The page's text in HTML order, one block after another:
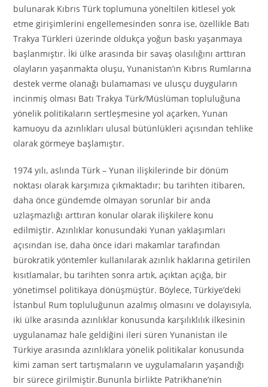
bulunarak Kıbrıs Türk toplumuna yöneltilen kitlesel yok
etme girişimlerini engellemesinden sonra ise, özellikle Batı
Trakya Türkleri üzerinde oldukça yoğun baskı yaşanmaya
başlanmıştır. İki ülke arasında bir savaş olasılığını arttıran
olayların yaşanmakta oluşu, Yunanistan’ın Kıbrıs Rumlarına
destek verme olanağı bulamaması ve ulusçu duyguların
incinmiş olması Batı Trakya Türk/Müslüman topluluğuna
yönelik politikaların sertleşmesine yol açarken, Yunan
kamuoyu da azınlıkları ulusal bütünlükleri açısından tehlike
olarak görmeye başlamıştır.
1974 yılı, aslında Türk – Yunan ilişkilerinde bir dönüm
noktası olarak karşımıza çıkmaktadır; bu tarihten itibaren,
daha önce gündemde olmayan sorunlar bir anda
uzlaşmazlığı arttıran konular olarak ilişkilere konu
edilmiştir. Azınlıklar konusundaki Yunan yaklaşımları
açısından ise, daha önce idari makamlar tarafından
bürokratik yöntemler kullanılarak azınlık haklarına getirilen
kısıtlamalar, bu tarihten sonra artık, açıktan açığa, bir
yönetimsel politikaya dönüşmüştür. Böylece, Türkiye’deki
İstanbul Rum topluluğunun azalmış olmasını ve dolayısıyla,
iki ülke arasında azınlıklar konusunda karşılıklılık ilkesinin
uygulanamaz hale geldiğini ileri süren Yunanistan ile
Türkiye arasında azınlıklara yönelik politikalar konusunda
kimi zaman sert tartışmaların ve uygulamaların yaşandığı
bir sürece girilmiştir.Bununla birlikte Patrikhane’nin